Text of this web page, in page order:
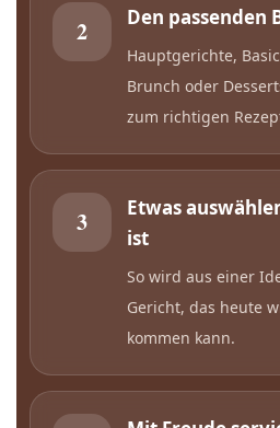
2 Den passenden
Hauptgerichte,
Brunch oder
zum richtigen
3
Etwas
ist
So wird aus einer
Gericht, das heute
kommen kann.